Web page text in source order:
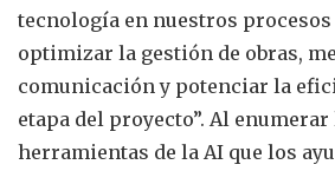
tecnología en nuestros
optimizar la gestión de obras,
comunicación y potenciar la
etapa del proyecto”. Al
herramientas de la AI que los